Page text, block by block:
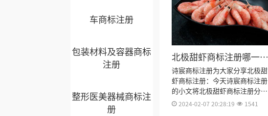
车商标注册
包装材料及容器商标
注册
整形医美器械商标注
册
北极甜虾商标注册哪一
类？
诗宸商标注册为大家分享北极甜
虾商标注册：今天诗宸商标注册
的小文将北极甜虾商标注册分类
明细、商标注册流程及费用、商
2024-02-07 20:28:19 1541